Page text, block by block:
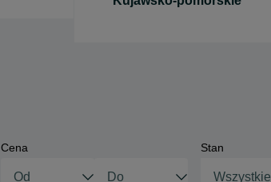
Cena Stan
Wszystkie